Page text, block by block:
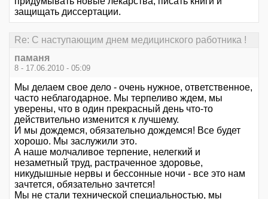
защищать диссертации.
Re: С наступающим днем медицинского работника !
паманя
8 - 17.06.2010 - 05:09
Мы делаем свое дело - очень нужное, ответственное,
часто неблагодарное. Мы терпеливо ждем, мы
уверены, что в один прекрасный день что-то
действительно изменится к лучшему.
И мы дождемся, обязательно дождемся! Все будет
хорошо. Мы заслужили это.
А наше молчаливое терпение, нелегкий и
незаметный труд, растраченное здоровье,
никудышные нервы и бессонные ночи - все это нам
зачтется, обязательно зачтется!
Мы не стали технической специальностью, мы